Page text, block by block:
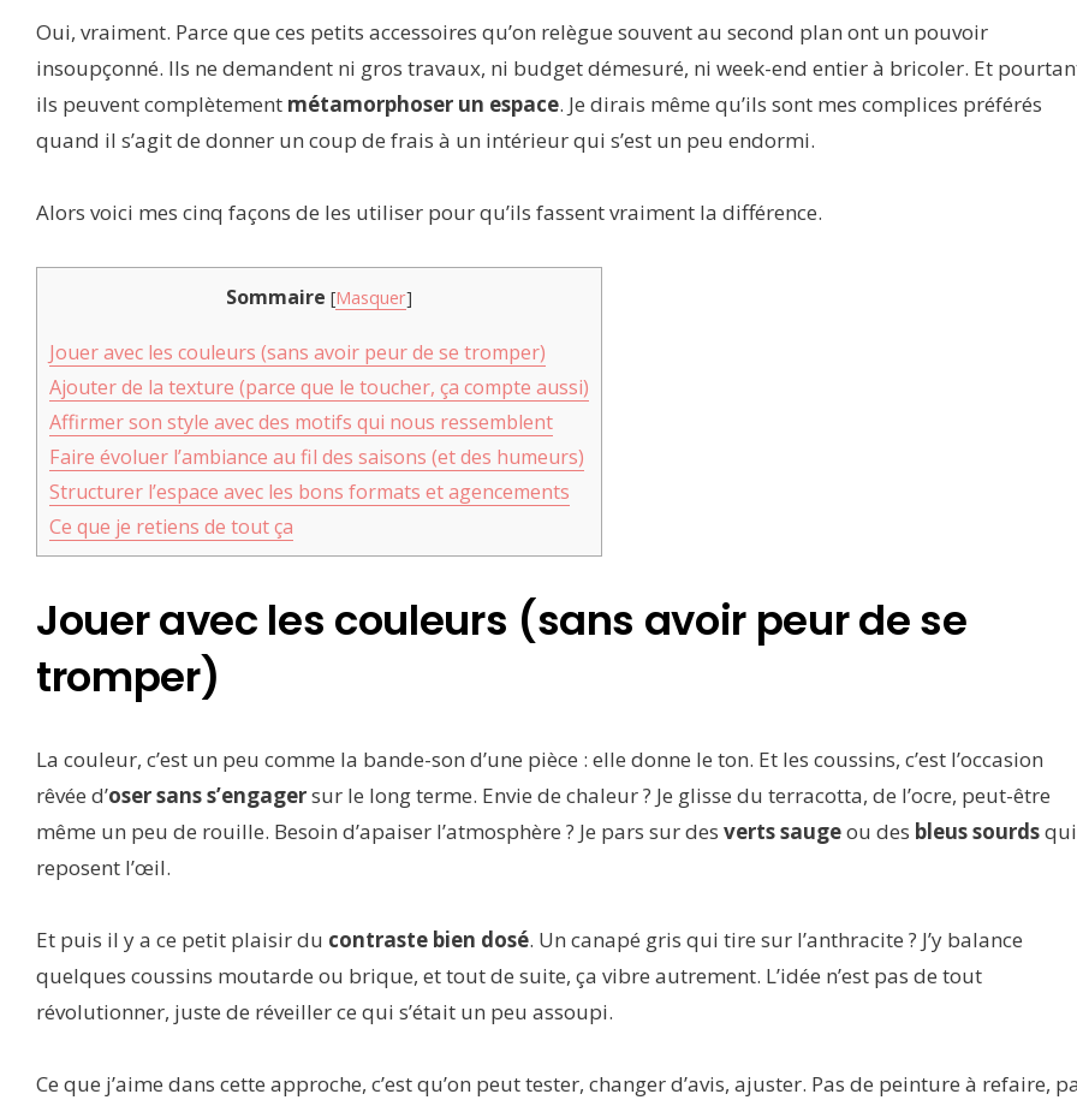
Oui, vraiment. Parce que ces petits accessoires qu’on relègue souvent au second plan ont un pouvoir
insoupçonné. Ils ne demandent ni gros travaux, ni budget démesuré, ni week-end entier à bricoler. Et
ils peuvent complètement métamorphoser un espace. Je dirais même qu’ils sont mes complices préférés
quand il s’agit de donner un coup de frais à un intérieur qui s’est un peu endormi.
Alors voici mes cinq façons de les utiliser pour qu’ils fassent vraiment la différence.
Sommaire [Masquer]
Jouer avec les couleurs (sans avoir peur de se tromper)
Ajouter de la texture (parce que le toucher, ça compte aussi)
Affirmer son style avec des motifs qui nous ressemblent
Faire évoluer l’ambiance au fil des saisons (et des humeurs)
Structurer l’espace avec les bons formats et agencements
Ce que je retiens de tout ça
Jouer avec les couleurs (sans avoir peur de se
tromper)
La couleur, c’est un peu comme la bande-son d’une pièce : elle donne le ton. Et les coussins, c’est l’occasion
rêvée d’oser sans s’engagersur le long terme. Envie de chaleur ? Je glisse du terracotta, de l’ocre, peut-être
même un peu de rouille. Besoin d’apaiser l’atmosphère ? Je pars sur des verts saugeou des bleus sourdsqui
reposent l’œil.
Et puis il y a ce petit plaisir du contraste bien dosé. Un canapé gris qui tire sur l’anthracite ? J’y balance
quelques coussins moutarde ou brique, et tout de suite, ça vibre autrement. L’idée n’est pas de tout
révolutionner, juste de réveiller ce qui s’était un peu assoupi.
Ce que j’aime dans cette approche, c’est qu’on peut tester, changer d’avis, ajuster. Pas de peinture à refaire,